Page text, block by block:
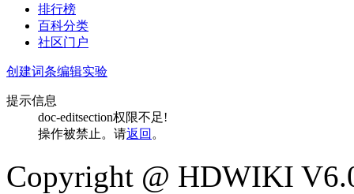
排行榜
百科分类
社区门户
创建词条编辑实验
提示信息
doc-editsection权限不足!
操作被禁止。请返回 。
Copyright @ HDWIKI